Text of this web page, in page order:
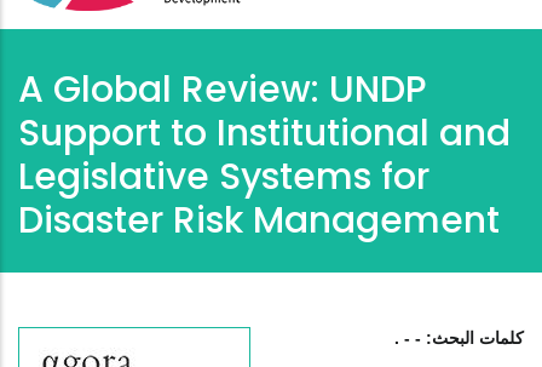
A Global Review: UNDP
Support to Institutional and
Legislative Systems for
Disaster Risk Management
كلمات البحث: - - .